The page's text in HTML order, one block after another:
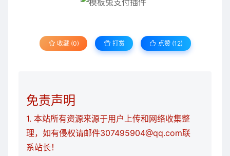
收藏 (0) 打赏 点赞 (12)
免责声明
1. 本站所有资源来源于用户上传和网络收集整
理，如有侵权请邮件307495904@qq.com联
系站长！